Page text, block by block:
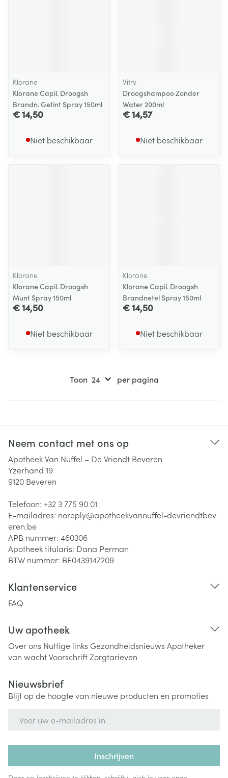
Klorane
Klorane Capil. Droogsh
Brandn. Getint Spray 150ml
€ 14,50
Niet beschikbaar
Vitry
Droogshampoo Zonder
Water 200ml
€ 14,57
Niet beschikbaar
Klorane
Klorane Capil. Droogsh
Munt Spray 150ml
€ 14,50
Niet beschikbaar
Klorane
Klorane Capil. Droogsh
Brandnetel Spray 150ml
€ 14,50
Niet beschikbaar
Toon per pagina
Neem contact met ons op
Apotheek Van Nuffel – De Vriendt Beveren
Yzerhand 19
9120 Beveren
Telefoon: +32 3 775 90 01
E-mailadres: noreply@apotheekvannuffel-devriendtbev
eren.be
APB nummer: 460306
Apotheek titularis: Dana Perman
BTW nummer: BE0439147209
Klantenservice
FAQ
Uw apotheek
Over ons Nuttige links Gezondheidsnieuws Apotheker
van wachtVoorschriftZorgtarieven
Nieuwsbrief
Blijf op de hoogte van nieuwe producten en promoties
Inschrijven